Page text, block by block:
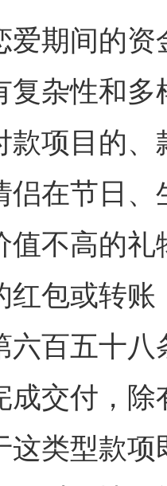
间的资
复杂性和
款项目的
侣在节日
不高的礼
红包或转
六百五十
成交付，
这类型款